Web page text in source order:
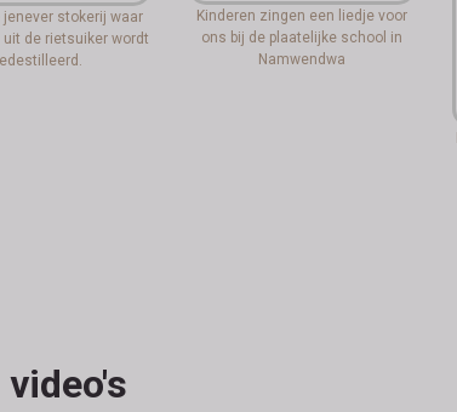
jenever stokerij waar
uit de rietsuiker wordt
Kinderen zingen een liedje voor
ons bij de plaatelijke school in
Namwendwa
video's